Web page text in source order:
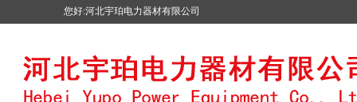
您好:河北宇珀电力器材有限公司